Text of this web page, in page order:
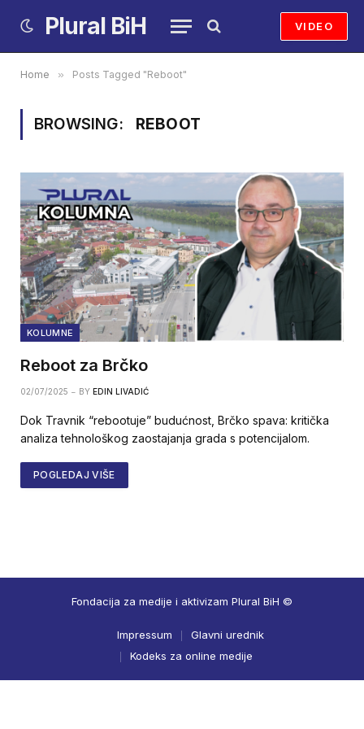
Plural BiH VIDEO
Home » Posts Tagged "Reboot"
BROWSING: REBOOT
KOLUMNE
Reboot za Brčko
02/07/2025 BY EDIN LIVADIĆ
Dok Travnik “rebootuje” budućnost, Brčko spava: kritička
analiza tehnološkog zaostajanja grada s potencijalom.
POGLEDAJ VIŠE
Fondacija za medije i aktivizam Plural BiH ©
Impressum
Glavni urednik
Kodeks za online medije